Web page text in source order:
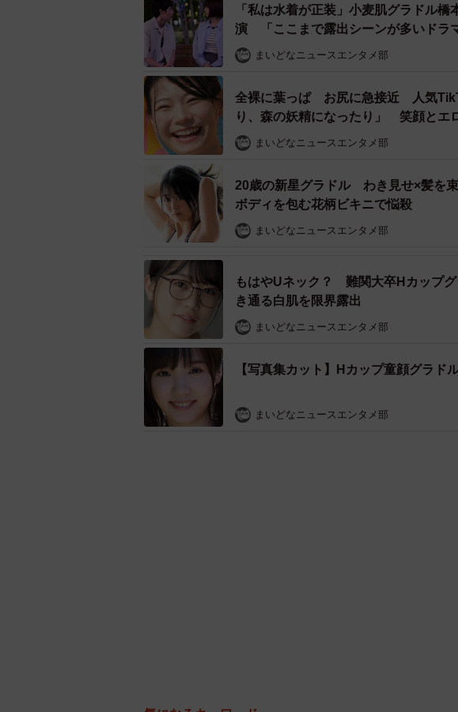
写真集はこちら→ https://amzn.asia/d/fjVZ5m8
「私は水着が正装」小麦肌グラドル
演 「ここまで露出シーンが多いドラ
まいどなニュースエンタメ部
全裸に葉っぱ お尻に急接近 人気
り、森の妖精になったり」 笑顔とエ
まいどなニュースエンタメ部
20歳の新星グラドル わき見せ×髪を
ボディを包む花柄ビキニで悩殺
まいどなニュースエンタメ部
もはやUネック？ 難関大卒Hカップ
き通る白肌を限界露出
まいどなニュースエンタメ部
【写真集カット】Hカップ童顔グラ
まいどなニュースエンタメ部